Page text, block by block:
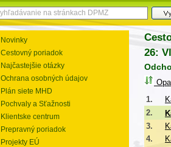
Novinky
Cestovný poriadok
Najčastejšie otázky
Ochrana osobných údajov
Plán siete MHD
Pochvaly a Sťažnosti
Klientske centrum
Prepravný poriadok
Projekty EÚ
26:
1.
2.
3.
4.